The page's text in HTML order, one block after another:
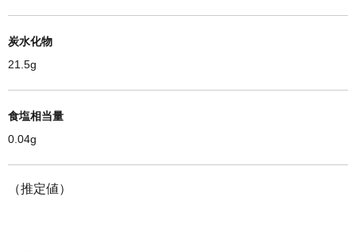
炭水化物
21.5g
食塩相当量
0.04g
（推定値）